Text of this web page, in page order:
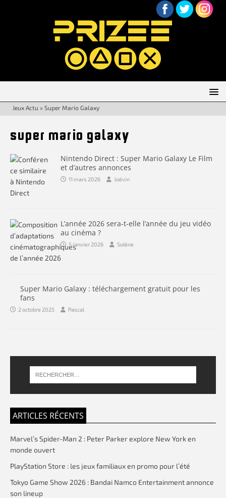
Jeux Actu » Super Mario Galaxy
super mario galaxy
Nintendo Direct : Super Mario Galaxy Le Film
et d’autres annonces
11 mars 2026 Joévin
L’année 2026 sera-t-elle l’année du jeu vidéo
au cinéma ?
5 janvier 2026 Solène
Super Mario Galaxy : téléchargement gratuit pour les
fans
2 octobre 2025 Pascal
ARTICLES RÉCENTS
Marvel’s Spider-Man 2 : Peter Parker explore New York en
monde ouvert
PlayStation Store : les jeux familiaux en promo pour l’été
Tokyo Game Show 2026 : Bandai Namco Entertainment annonce
son lineup